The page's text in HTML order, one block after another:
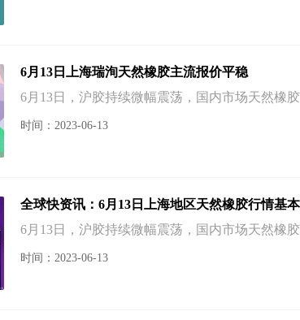
6月13日上海瑞洵天然橡胶主流报价平稳
6月13日，沪胶持续微幅震荡，国内市场天然橡
时间：2023-06-13
全球快资讯：6月13日上海地区天然橡胶行情基
6月13日，沪胶持续微幅震荡，国内市场天然橡
时间：2023-06-13